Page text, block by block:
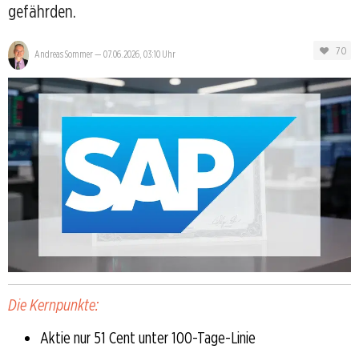
gefährden.
Andreas Sommer— 07.06.2026, 03:10 Uhr 70
Die Kernpunkte:
Aktie nur 51 Cent unter 100-Tage-Linie